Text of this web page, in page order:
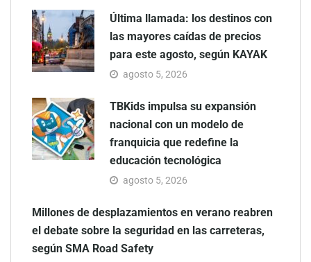
Última llamada: los destinos con
las mayores caídas de precios
para este agosto, según KAYAK
agosto 5, 2026
TBKids impulsa su expansión
nacional con un modelo de
franquicia que redefine la
educación tecnológica
agosto 5, 2026
Millones de desplazamientos en verano reabren
el debate sobre la seguridad en las carreteras,
según SMA Road Safety